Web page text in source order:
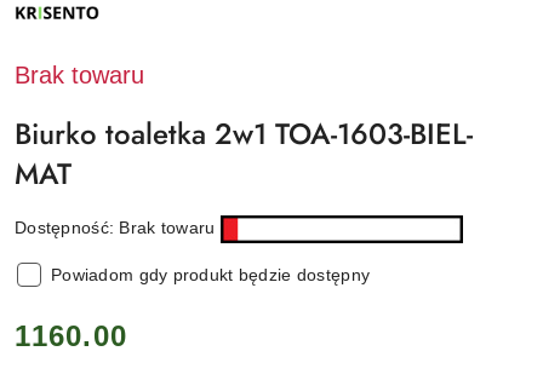
PRODUCENTA:
Brak towaru
Biurko toaletka 2w1 TOA-1603-BIEL-
MAT
Dostępność: Brak towaru
Powiadom gdy produkt będzie dostępny
cena:
1160.00